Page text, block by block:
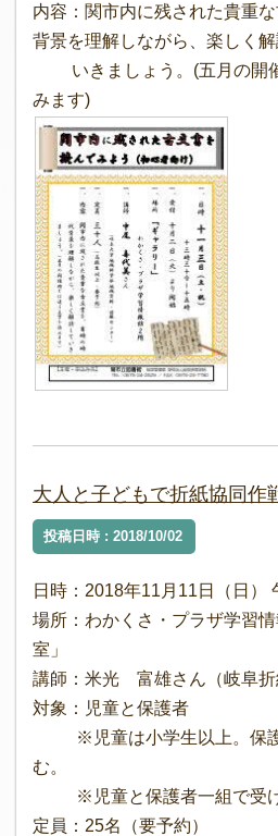
内容：関市内に残された貴重
背景を理解しながら、楽しく解
いきましょう。(五月の開
みます)
大人と子どもで折紙協同作
投稿日時 : 2018/10/02
日時：2018年11月11日（日）
場所：わかくさ・プラザ学習
室」
講師：米光 富雄さん（岐阜折
対象：児童と保護者
※児童は小学生以上。保護
む。
※児童と保護者一組で受け
定員：25名（要予約）